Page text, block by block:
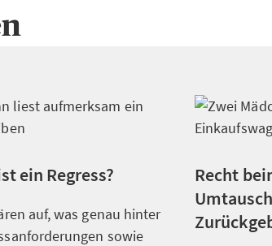
ein Regress?
auf, was genau hinter
sowie
Recht